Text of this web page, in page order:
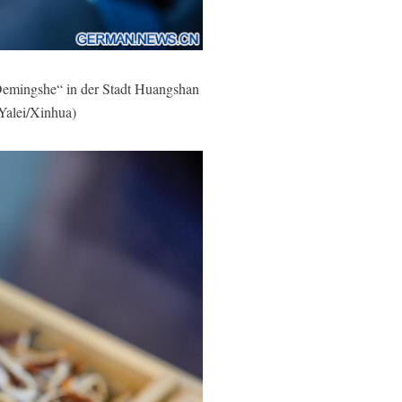
in der Stadt Huangshan
Xinhua)